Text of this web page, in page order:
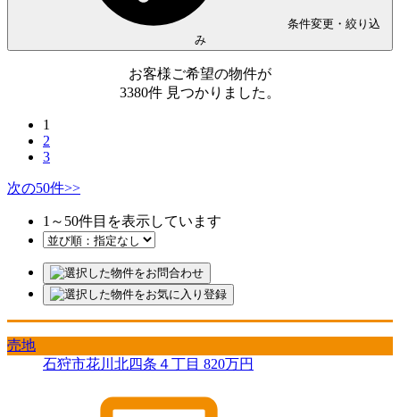
条件変更・絞り込
み
お客様ご希望の物件が
3380件 見つかりました。
1
2
3
次の50件>>
1 ～ 50件目を表示しています
売地
石狩市花川北四条４丁目 820万円